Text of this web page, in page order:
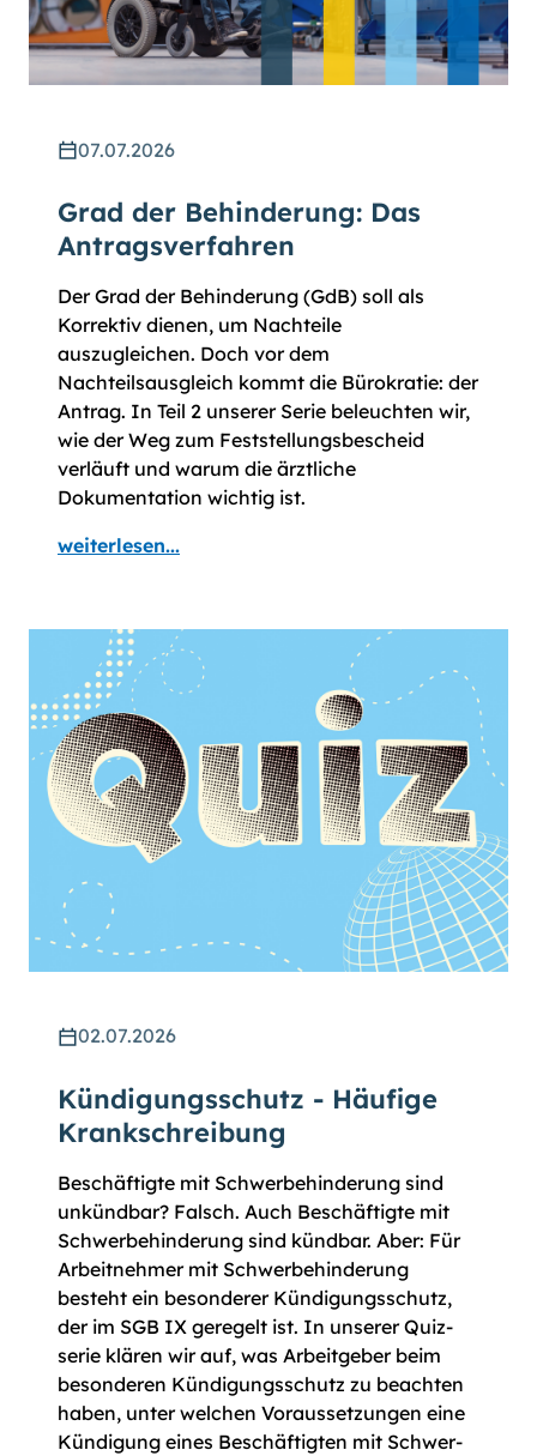
07.07.2026
Grad der Behinderung: Das
Antragsverfahren
Der Grad der Behinderung (GdB) soll als
Korrektiv dienen, um Nachteile
auszugleichen. Doch vor dem
Nachteilsausgleich kommt die Bürokratie: der
Antrag. In Teil 2 unserer Serie beleuchten wir,
wie der Weg zum Fest­stellungs­bescheid
verläuft und warum die ärztliche
Dokumentation wichtig ist.
weiterlesen...
02.07.2026
Kündigungsschutz - Häufige
Krankschreibung
Beschäftigte mit Schwerbe­hinderung sind
unkündbar? Falsch. Auch Beschäftigte mit
Schwer­behin­derung sind kündbar. Aber: Für
Arbeit­nehmer mit Schwer­behin­derung
besteht ein besonderer Kündigungsschutz,
der im SGB IX geregelt ist. In unserer Quiz­
serie klären wir auf, was Arbeitgeber beim
besonderen Kündigungsschutz zu beachten
haben, unter welchen Voraus­setzun­gen eine
Kündigung eines Beschäftigten mit Schwer­